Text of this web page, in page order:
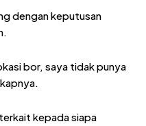
dengan keputusan
bor, saya tidak punya
kepada siapa